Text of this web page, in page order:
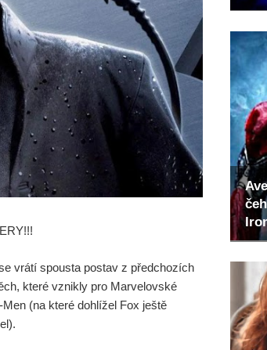
vrátí spousta postav z předchozích
které vznikly pro Marvelovské
(na které dohlížel Fox ještě